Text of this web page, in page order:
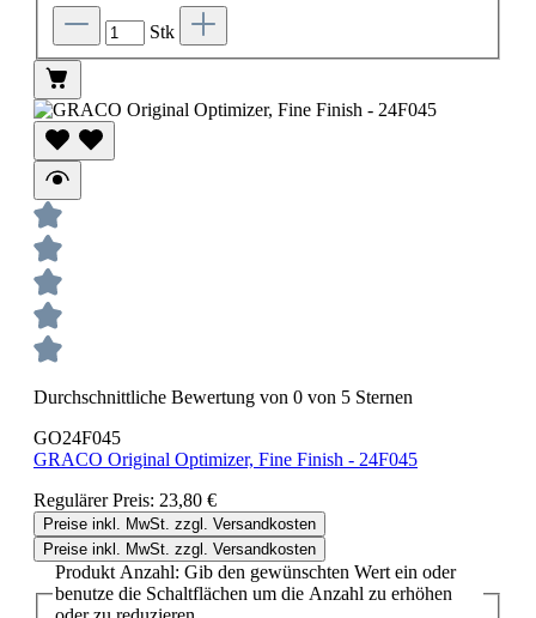
Stk
Durchschnittliche Bewertung von 0 von 5 Sternen
GO24F045
GRACO Original Optimizer, Fine Finish - 24F045
Regulärer Preis: 23,80 €
Preise inkl. MwSt. zzgl. Versandkosten
Preise inkl. MwSt. zzgl. Versandkosten
Produkt Anzahl: Gib den gewünschten Wert ein oder
benutze die Schaltflächen um die Anzahl zu erhöhen